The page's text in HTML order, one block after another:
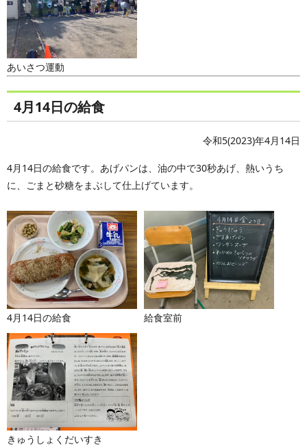
あいさつ運動
4月14日の給食
令和5(2023)年4月14日
4月14日の給食です。あげパンは、油の中で30秒あげ、熱いうち
に、ごまと砂糖をまぶして仕上げています。
4月14日の給食 給食室前
きゅうしょくだいすき